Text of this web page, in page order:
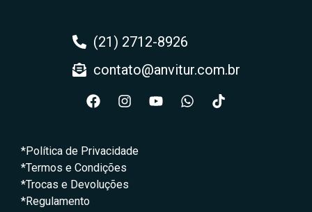
(21) 2712-8926
contato@anvitur.com.br
*Política de Privacidade
*Termos e Condições
*Trocas e Devoluções
*Regulamento